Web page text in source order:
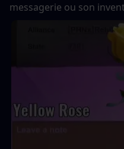
messagerie ou son